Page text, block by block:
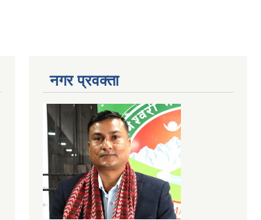
नगर प्रवक्ता